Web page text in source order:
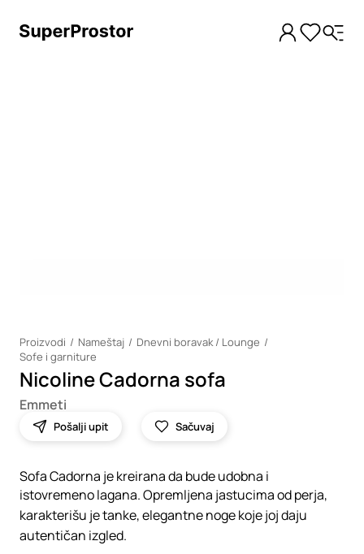
Proizvodi Nameštaj
Dnevni boravak / Lounge
Sofe i garniture
Nicoline Cadorna sofa
Emmeti
Pošalji upit Sačuvaj
Sofa Cadorna je kreirana da bude udobna i
istovremeno lagana. Opremljena jastucima od perja,
karakterišu je tanke, elegantne noge koje joj daju
autentičan izgled.